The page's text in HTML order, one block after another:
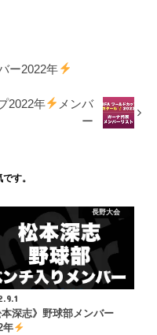
ー2022年
2022年
メンバ
ー
す。
長野大会
本深志》野球部メンバー
年